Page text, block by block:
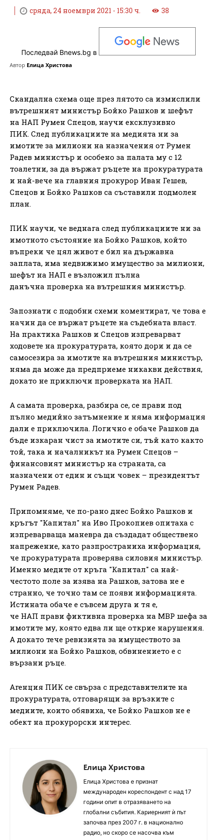
сряда, 24 ноември 2021 - 15:30 ч. 38
Последвай Bnews.bg в
Автор Елица Христова
Скандална схема още през лятото са измислили
вътрешният министър Бойко Рашков и шефът
на НАП Румен Спецов, научи ексклузивно
ПИК. След публикациите на медията ни за
имотите за милиони на назначения от Румен
Радев министър и особено за палата му с 12
тоалетни, за да вържат ръцете на прокуратурата
и най-вече на главния прокурор Иван Гешев,
Спецов и Бойко Рашков са съставили подмолен
план.
ПИК научи, че веднага след публикациите ни за
имотното състояние на Бойко Рашков, който
въпреки че цял живот е бил на държавна
заплата, има недвижимо имущество за милиони,
шефът на НАП е възложил пълна
данъчна проверка на вътрешния министър.
Запознати с подобни схеми коментират, че това е
начин да се вържат ръцете на съдебната власт.
На практика Рашков и Спецов изпреварват
ходовете на прокуратурата, която дори и да се
самосезира за имотите на вътрешния министър,
няма да може да предприеме никакви действия,
докато не приключи проверката на НАП.
А самата проверка, разбира се, се прави под
пълно медийно затъмнение и няма информация
дали е приключила. Логично е обаче Рашков да
бъде изкаран чист за имотите си, тъй като както
той, така и началникът на Румен Спецов –
финансовият министър на страната, са
назначени от един и същи човек – президентът
Румен Радев.
Припомняме, че по-рано днес Бойко Рашков и
кръгът "Капитал" на Иво Прокопиев опитаха с
изпреварваща маневра да създадат обществено
напрежение, като разпространиха информация,
че прокуратурата проверява силовия министър.
Именно медите от кръга "Капитал" са най-
честото поле за изява на Рашков, затова не е
странно, че точно там се появи информацията.
Истината обаче е съвсем друга и тя е,
че НАП прави фиктивна проверка на МВР шефа за
имотите му, която едва ли ще открие нарушения.
А докато тече ревизията за имуществото за
милиони на Бойко Рашков, обвинението е с
вързани ръце.
Агенция ПИК се свърза с представителите на
прокуратурата, отговарящи за връзките с
медиите, които обявиха, че Бойко Рашков не е
обект на прокурорски интерес.
Елица Христова
Елица Христова е признат
международен кореспондент с над 17
години опит в отразяването на
глобални събития. Кариерният ѝ път
започва през 2007 г. в национално
радио, но скоро се насочва към